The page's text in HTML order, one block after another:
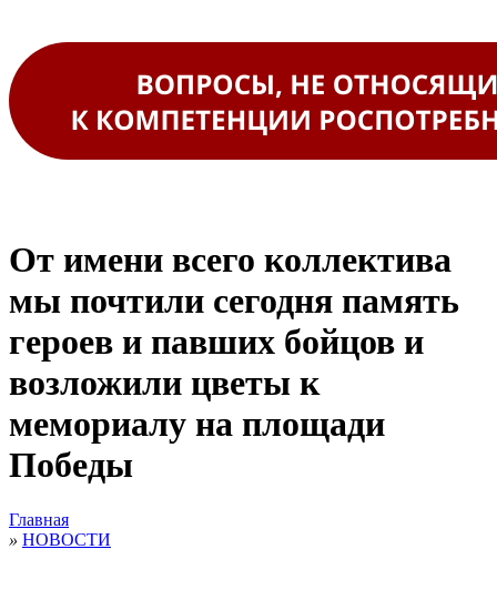
От имени всего коллектива
мы почтили сегодня память
героев и павших бойцов и
возложили цветы к
мемориалу на площади
Победы
Главная
» НОВОСТИ